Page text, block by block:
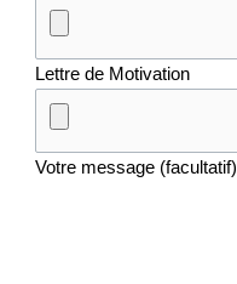
Lettre de Motivation
Votre message (facultatif)